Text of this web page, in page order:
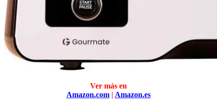
Ver más en
Amazon.com | Amazon.es